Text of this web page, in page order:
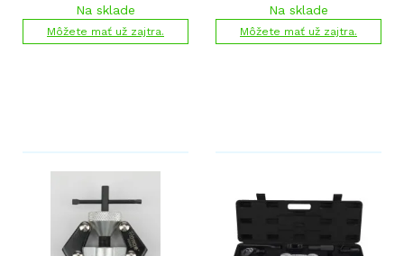
Na sklade
Môžete mať už zajtra.
Na sklade
Môžete mať už zajtra.